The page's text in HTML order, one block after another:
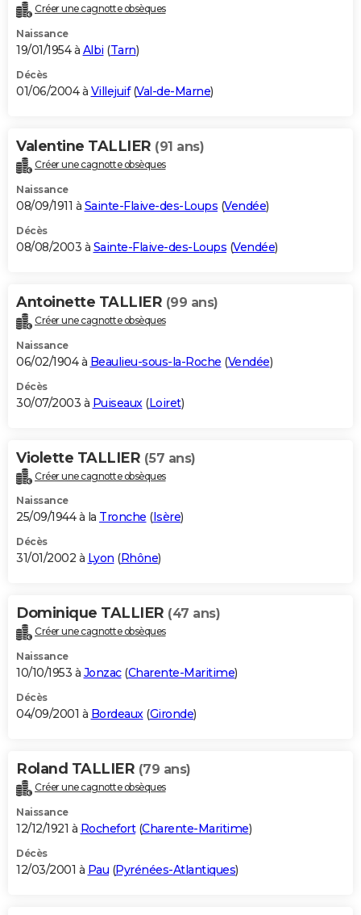
Créer une cagnotte obsèques
Naissance
19/01/1954 à Albi (Tarn)
Décès
01/06/2004 à Villejuif(Val-de-Marne)
Valentine TALLIER (91 ans)
Créer une cagnotte obsèques
Naissance
08/09/1911 à Sainte-Flaive-des-Loups (Vendée)
Décès
08/08/2003 à Sainte-Flaive-des-Loups (Vendée)
Antoinette TALLIER (99 ans)
Créer une cagnotte obsèques
Naissance
06/02/1904 à Beaulieu-sous-la-Roche (Vendée)
Décès
30/07/2003 à Puiseaux (Loiret)
Violette TALLIER (57 ans)
Créer une cagnotte obsèques
Naissance
25/09/1944 à la Tronche (Isère)
Décès
31/01/2002 à Lyon (Rhône)
Dominique TALLIER (47 ans)
Créer une cagnotte obsèques
Naissance
10/10/1953 à Jonzac(Charente-Maritime)
Décès
04/09/2001 à Bordeaux(Gironde)
Roland TALLIER (79 ans)
Créer une cagnotte obsèques
Naissance
12/12/1921 à Rochefort(Charente-Maritime)
Décès
12/03/2001 à Pau (Pyrénées-Atlantiques)